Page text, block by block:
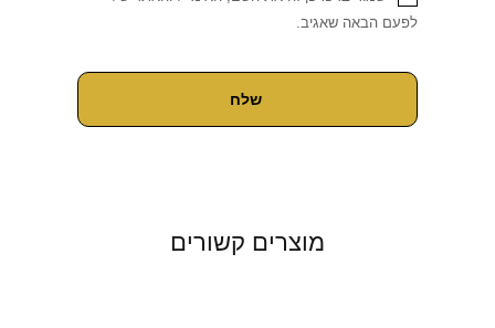
לפעם הבאה שאגיב.
מוצרים קשורים